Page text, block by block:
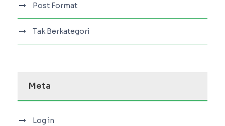
Post Format
Tak Berkategori
Meta
Log in